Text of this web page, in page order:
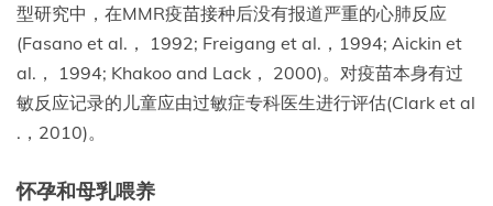
型研究中，在MMR疫苗接种后没有报道严重的心肺反应
(Fasano et al.， 1992; Freigang et al.，1994; Aickin et
al.， 1994; Khakoo and Lack， 2000)。对疫苗本身有过
敏反应记录的儿童应由过敏症专科医生进行评估(Clark et al
.，2010)。
怀孕和母乳喂养